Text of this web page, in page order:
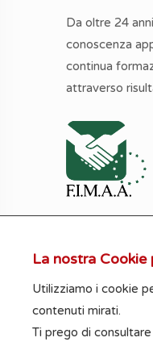
La nostra Cookie
Utilizziamo i cookie
contenuti mirati.
Ti prego di
Da oltre 24
conoscenza
continua
attraverso
Le